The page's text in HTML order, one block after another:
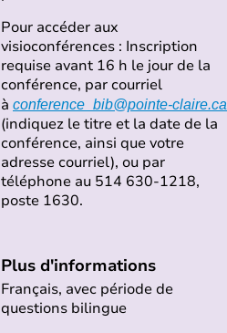
Pour accéder aux
visioconférences : Inscription
requise avant 16 h le jour de la
conférence, par courriel
à conference_bib@pointe-claire.ca
(indiquez le titre et la date de la
conférence, ainsi que votre
adresse courriel), ou par
téléphone au 514 630-1218,
poste 1630.
Plus d'informations
Français, avec période de
questions bilingue